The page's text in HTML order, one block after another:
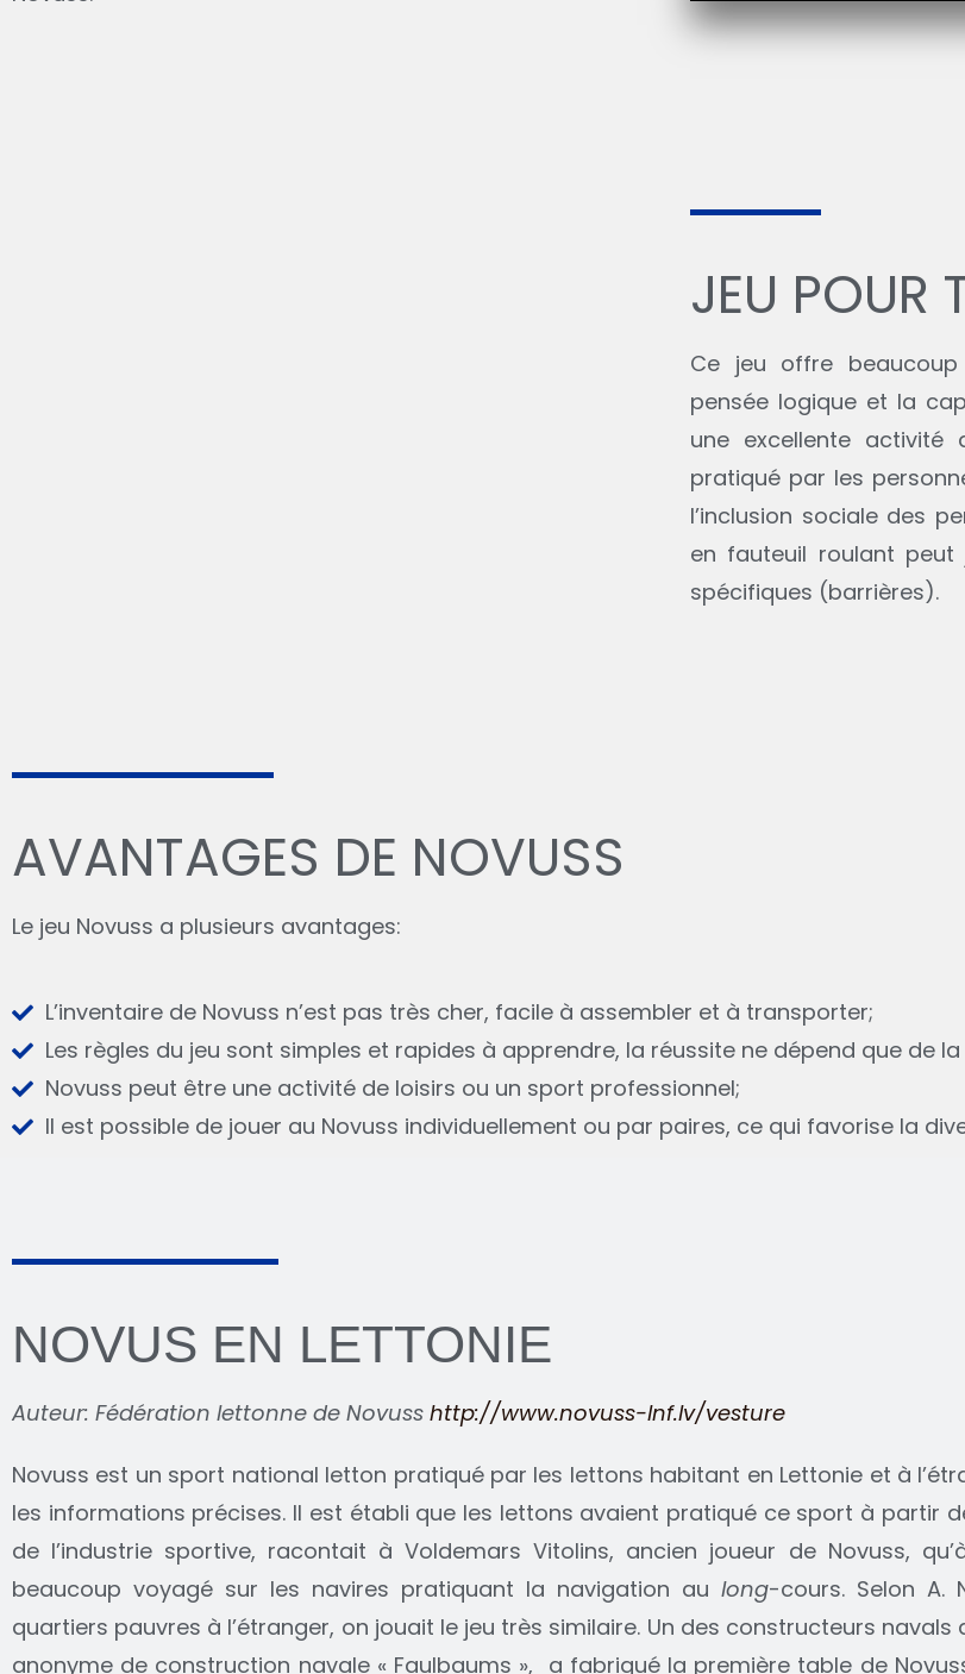
JEU POUR
Ce jeu offre beaucoup
pensée logique et la
une excellente
pratiqué par les
l’inclusion sociale des
en fauteuil roulant peut
spécifiques (barrières).
AVANTAGES DE NOVUSS
Le jeu Novuss a plusieurs avantages:
L’inventaire de Novuss n’est pas très cher, facile à assembler et à transporter;
Les règles du jeu sont simples et rapides à apprendre, la réussite ne dépend que de
Novuss peut être une activité de loisirs ou un sport professionnel;
Il est possible de jouer au Novuss individuellement ou par paires, ce qui favorise la
NOVUS EN LETTONIE
Auteur: Fédération lettonne de Novuss http://www.novuss-lnf.lv/vesture
Novuss est un sport national letton pratiqué par les lettons habitant en Lettonie et à
les informations précises. Il est établi que les lettons avaient pratiqué ce sport à partir
de l’industrie sportive, racontait à Voldemars Vitolins, ancien joueur de Novuss,
beaucoup voyagé sur les navires pratiquant la navigation au long-cours. Selon A.
quartiers pauvres à l’étranger, on jouait le jeu très similaire. Un des constructeurs
anonyme de construction navale « Faulbaums », a fabriqué la première table de